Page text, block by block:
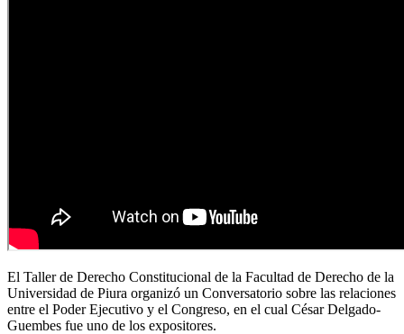
El Taller de Derecho Constitucional de la Facultad de Derecho de la
Universidad de Piura organizó un Conversatorio sobre las relaciones
entre el Poder Ejecutivo y el Congreso, en el cual César Delgado-
Guembes fue uno de los expositores.